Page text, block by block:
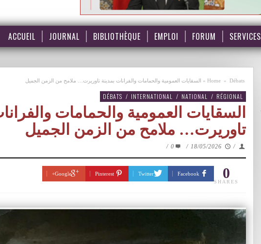
ACCUEIL JOURNAL BIBLIOTHÈQUE EMPLOI FORUM SERVICES
Home » Débats
» السقايات العمومية والحمامات والفرانات بمدينة تاوريرت… ملامح من الزمن الجميل
DÉBATS / INTERNATIONAL / NATIONAL / RÉGIONAL
السقايات العمومية والحمامات
تاوريرت… ملامح من الزمن الجميل
/
18/05/2026
/
0
/
0
SHARES
Facebook
Twitter
Pinterest
Google+